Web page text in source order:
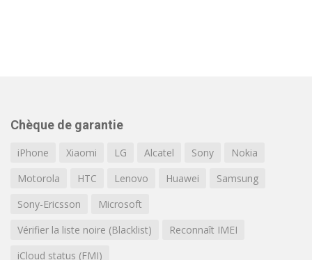
Chèque de garantie
iPhone Xiaomi LG Alcatel Sony
Nokia
Motorola
HTC Lenovo Huawei
Samsung
Sony-Ericsson
Microsoft
Vérifier la liste noire (Blacklist)
Reconnaît IMEI
iCloud status (FMI)